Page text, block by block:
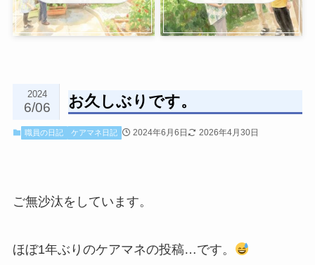
お久しぶりです。
2024
6/06
職員の日記 ケアマネ日記 2024年6月6日 2026年4月30日
ご無沙汰をしています。
ほぼ1年ぶりのケアマネの投稿…です。